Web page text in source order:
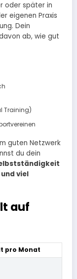
oder später in
eigenen Praxis
Dein
ab, wie gut
Training)
guten Netzwerk
du dein
viel
auf
pro Monat